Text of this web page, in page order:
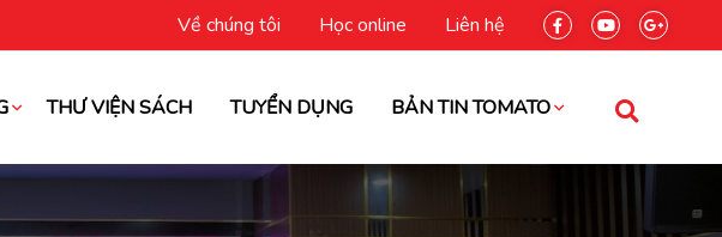
Về chúng tôi Học online Liên hệ
THƯ VIỆN SÁCH TUYỂN DỤNG BẢN TIN TOMATO